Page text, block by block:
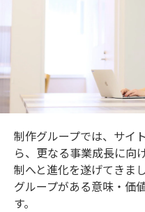
制作グループでは、サイ
ら、更なる事業成長に向
制へと進化を遂げてきま
グループがある意味・価
す。